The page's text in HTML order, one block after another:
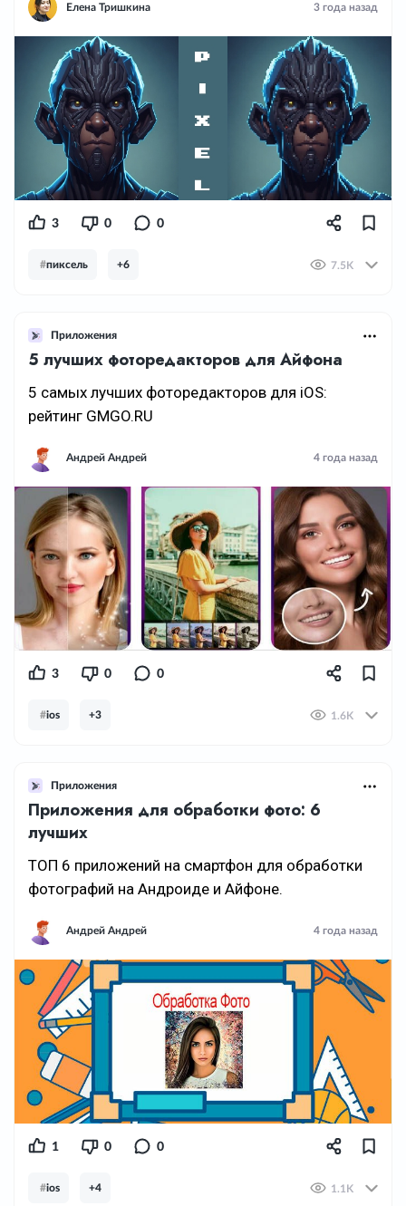
Елена Тришкина 3 года назад
3 0 0
#пиксель +6 7.5K
Приложения
5 лучших фоторедакторов для Айфона
5 самых лучших фоторедакторов для iOS:
рейтинг GMGO.RU
Андрей Андрей 4 года назад
3 0 0
#ios +3 1.6K
Приложения
Приложения для обработки фото: 6
лучших
ТОП 6 приложений на смартфон для обработки
фотографий на Андроиде и Айфоне.
Андрей Андрей 4 года назад
1 0 0
#ios +4 1.1K